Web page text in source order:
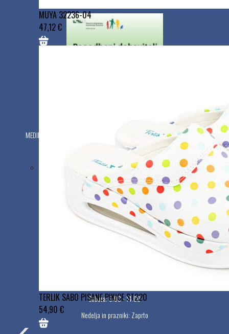
MUYA 32236-04
47,12 €
TERLIK SABO PISANE PIKICE ST220
54,90 €
MEDIPLUS - TRGOVINA Z MEDICINSKIMI IN ORTOPEDSKIMI PRIPOMOČKI
Zaloška cesta 40, 1000 Ljubljana
Delovni čas:
Ponedeljek - petek: 9:00 - 17:00
Sobota, nedelja, prazniki: zaprto
MEDIPLUS CRIKVENICA (MEDI ORTO PLUS)
Frankopanska 7, 51260 Crikvenica, HR
Sobota: 8:00 - 14:00
Nedelja in prazniki: Zaprto